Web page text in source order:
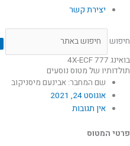
יצירת קשר
חיפוש
בואינג 777 4X-ECF
תולדותיו של מטוס נוסעים
שם המחבר: אבינעם מיסניקוב
אוגוסט 24, 2021
אין תגובות
פרטי המטוס